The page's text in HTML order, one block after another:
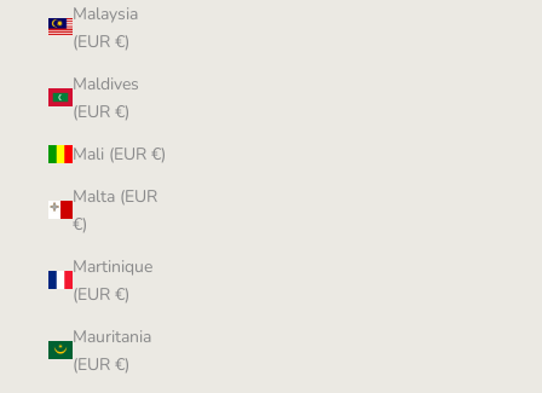
Malaysia
(EUR €)
Maldives
(EUR €)
Mali (EUR €)
Malta (EUR
€)
Martinique
(EUR €)
Mauritania
(EUR €)